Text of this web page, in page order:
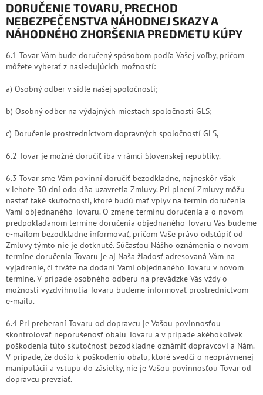
DORUČENIE TOVARU, PRECHOD
NEBEZPEČENSTVA NÁHODNEJ SKAZY A
NÁHODNÉHO ZHORŠENIA PREDMETU KÚPY
6.1 Tovar Vám bude doručený spôsobom podľa Vašej voľby, pričom
môžete vyberať z nasledujúcich možností:
a) Osobný odber v sídle našej spoločnosti;
b) Osobný odber na výdajných miestach spoločnosti GLS;
c) Doručenie prostredníctvom dopravných spoločností GLS,
6.2 Tovar je možné doručiť iba v rámci Slovenskej republiky.
6.3 Tovar sme Vám povinní doručiť bezodkladne, najneskôr však
v lehote 30 dní odo dňa uzavretia Zmluvy. Pri plnení Zmluvy môžu
nastať také skutočnosti, ktoré budú mať vplyv na termín doručenia
Vami objednaného Tovaru. O zmene termínu doručenia a o novom
predpokladanom termíne doručenia objednaného Tovaru Vás budeme
e-mailom bezodkladne informovať, pričom Vaše právo odstúpiť od
Zmluvy týmto nie je dotknuté. Súčasťou Nášho oznámenia o novom
termíne doručenia Tovaru je aj Naša žiadosť adresovaná Vám na
vyjadrenie, či trváte na dodaní Vami objednaného Tovaru v novom
termíne. V prípade osobného odberu na prevádzke Vás vždy o
možnosti vyzdvihnutia Tovaru budeme informovať prostredníctvom
e-mailu.
6.4 Pri preberaní Tovaru od dopravcu je Vašou povinnosťou
skontrolovať neporušenosť obalu Tovaru a v prípade akéhokoľvek
poškodenia túto skutočnosť bezodkladne oznámiť dopravcovi a Nám.
V prípade, že došlo k poškodeniu obalu, ktoré svedčí o neoprávnenej
manipulácii a vstupu do zásielky, nie je Vašou povinnosťou Tovar od
dopravcu prevziať.